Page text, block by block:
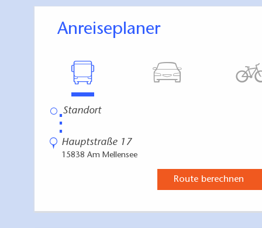
Anreiseplaner
⋮
Hauptstraße 17
15838 Am Mellensee
Route berechnen